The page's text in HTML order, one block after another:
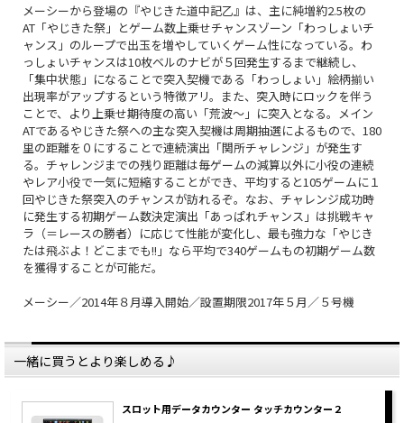
メーシーから登場の『やじきた道中記乙』は、主に純増約2.5枚の
AT「やじきた祭」とゲーム数上乗せチャンスゾーン「わっしょいチ
ャンス」のループで出玉を増やしていくゲーム性になっている。わ
っしょいチャンスは10枚ベルのナビが５回発生するまで継続し、
「集中状態」になることで突入契機である「わっしょい」絵柄揃い
出現率がアップするという特徴アリ。また、突入時にロックを伴う
ことで、より上乗せ期待度の高い「荒波～」に突入となる。メイン
ATであるやじきた祭への主な突入契機は周期抽選によるもので、180
里の距離を０にすることで連続演出「関所チャレンジ」が発生す
る。チャレンジまでの残り距離は毎ゲームの減算以外に小役の連続
やレア小役で一気に短縮することができ、平均すると105ゲームに１
回やじきた祭突入のチャンスが訪れるぞ。なお、チャレンジ成功時
に発生する初期ゲーム数決定演出「あっぱれチャンス」は挑戦キャ
ラ（＝レースの勝者）に応じて性能が変化し、最も強力な「やじき
たは飛ぶよ！どこまでも!!」なら平均で340ゲームもの初期ゲーム数
を獲得することが可能だ。
メーシー／2014年８月導入開始／設置期限2017年５月／５号機
一緒に買うとより楽しめる♪
スロット用データカウンター タッチカウンター２